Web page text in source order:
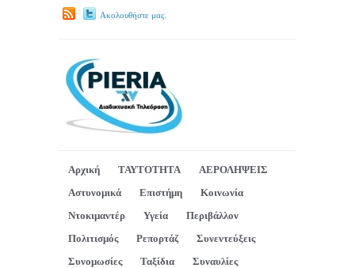
Ακολουθήστε μας.
Αρχική ΤΑΥΤΟΤΗΤΑ
ΑΕΡΟΛΗΨΕΙΣ
Αστυνομικά
Επιστήμη
Κοινωνία
Ντοκιμαντέρ
Υγεία
Περιβάλλον
Πολιτισμός
Ρεπορτάζ
Συνεντεύξεις
Συνομωσίες
Ταξίδια
Συναυλίες